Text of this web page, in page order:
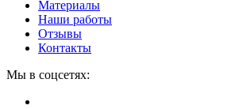
Материалы
Наши работы
Отзывы
Контакты
Мы в соцсетях: